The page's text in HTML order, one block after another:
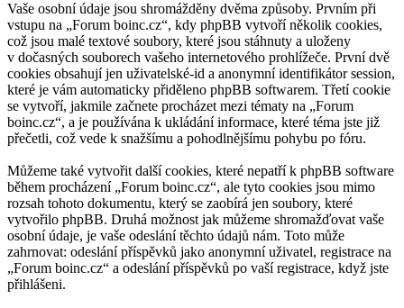
Vaše osobní údaje jsou shromážděny dvěma způsoby. Prvním při
vstupu na „Forum boinc.cz“, kdy phpBB vytvoří několik cookies,
což jsou malé textové soubory, které jsou stáhnuty a uloženy
v dočasných souborech vašeho internetového prohlížeče. První dvě
cookies obsahují jen uživatelské-id a anonymní identifikátor session,
které je vám automaticky přiděleno phpBB softwarem. Třetí cookie
se vytvoří, jakmile začnete procházet mezi tématy na „Forum
boinc.cz“, a je používána k ukládání informace, které téma jste již
přečetli, což vede k snažšímu a pohodlnějšímu pohybu po fóru.
Můžeme také vytvořit další cookies, které nepatří k phpBB software
během procházení „Forum boinc.cz“, ale tyto cookies jsou mimo
rozsah tohoto dokumentu, který se zaobírá jen soubory, které
vytvořilo phpBB. Druhá možnost jak můžeme shromažďovat vaše
osobní údaje, je vaše odeslání těchto údajů nám. Toto může
zahrnovat: odeslání příspěvků jako anonymní uživatel, registrace na
„Forum boinc.cz“ a odeslání příspěvků po vaší registrace, když jste
přihlášeni.